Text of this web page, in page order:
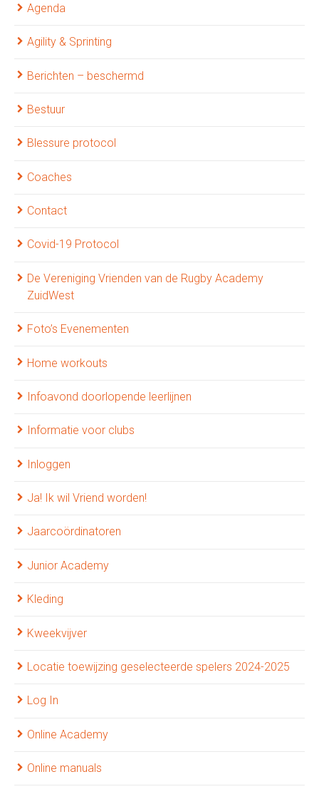
Agenda
Agility & Sprinting
Berichten – beschermd
Bestuur
Blessure protocol
Coaches
Contact
Covid-19 Protocol
De Vereniging Vrienden van de Rugby Academy
ZuidWest
Foto’s Evenementen
Home workouts
Infoavond doorlopende leerlijnen
Informatie voor clubs
Inloggen
Ja! Ik wil Vriend worden!
Jaarcoördinatoren
Junior Academy
Kleding
Kweekvijver
Locatie toewijzing geselecteerde spelers 2024-2025
Log In
Online Academy
Online manuals